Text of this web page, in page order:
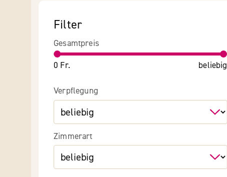
Filter
Gesamtpreis
0 Fr. beliebig
Verpflegung
Zimmerart